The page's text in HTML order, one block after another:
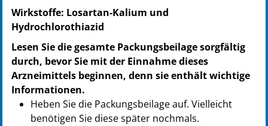
Wirkstoffe: Losartan-Kalium und
Hydrochlorothiazid
Lesen Sie die gesamte Packungsbeilage sorgfältig
durch, bevor Sie mit der Einnahme dieses
Arzneimittels beginnen, denn sie enthält wichtige
Informationen.
Heben Sie die Packungsbeilage auf. Vielleicht
benötigen Sie diese später nochmals.